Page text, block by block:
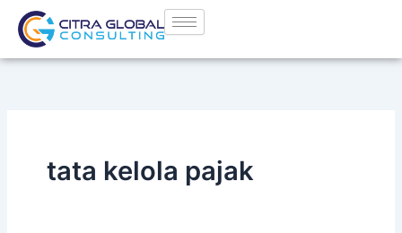
Lewati
konten
tata kelola pajak